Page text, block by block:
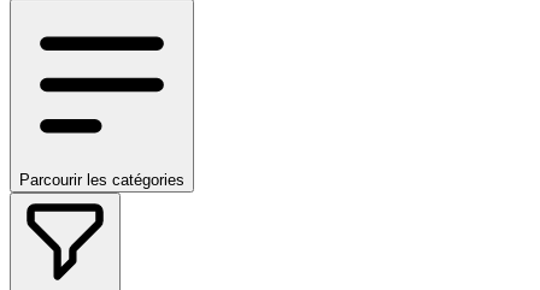
Parcourir les catégories